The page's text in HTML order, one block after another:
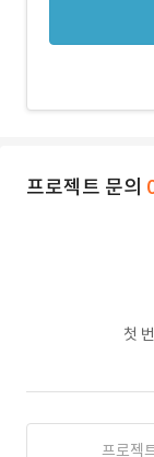
프로젝트 문의
첫
프로젝